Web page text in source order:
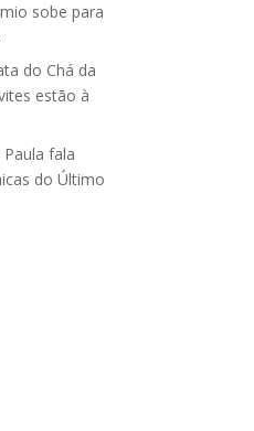
sobe para
do Chá da
estão à
Paula fala
do Último